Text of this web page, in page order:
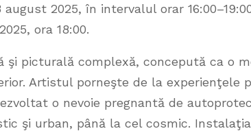
2025, în intervalul orar
ora 18:00.
picturală complexă, concepută ca o
Artistul porneşte de la experienţele
o nevoie pregnantă de
şi urban, până la cel cosmic.